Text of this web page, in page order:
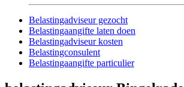
Belastingadviseur gezocht
Belastingaangifte laten doen
Belastingadviseur kosten
Belastingconsulent
Belastingaangifte particulier